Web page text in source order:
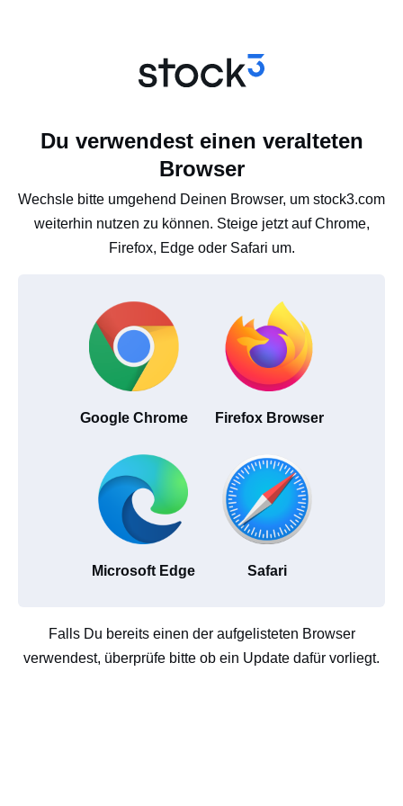
Du verwendest einen veralteten
Browser
Wechsle bitte umgehend Deinen Browser, um stock3.com
weiterhin nutzen zu können. Steige jetzt auf Chrome,
Firefox, Edge oder Safari um.
Google Chrome Firefox Browser
Microsoft Edge Safari
Falls Du bereits einen der aufgelisteten Browser
verwendest, überprüfe bitte ob ein Update dafür vorliegt.